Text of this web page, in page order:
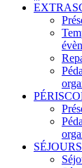
SÉJOURS